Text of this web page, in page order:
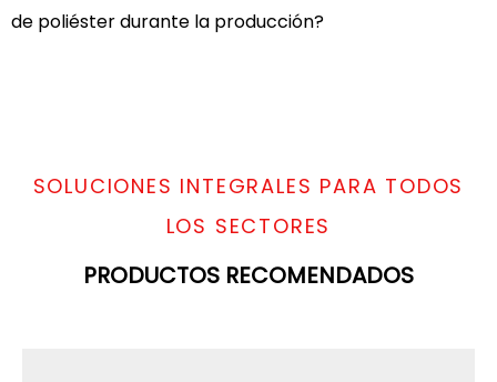
de poliéster durante la producción?
SOLUCIONES INTEGRALES PARA TODOS
LOS SECTORES
PRODUCTOS RECOMENDADOS